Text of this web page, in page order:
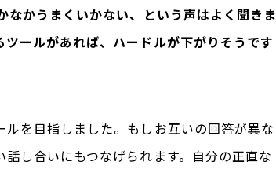
なかうまくいかない、という声はよく聞きま
ールがあれば、ハードルが下がりそうです
ルを目指しました。もしお互いの回答が異な
し合いにもつなげられます。自分の正直な